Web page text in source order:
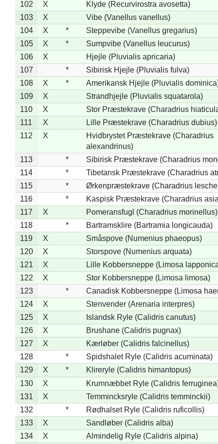
102 X
Klyde (Recurvirostra avosetta)
103
X
Vibe (Vanellus vanellus)
104
X *
Steppevibe (Vanellus gregarius)
105
X *
Sumpvibe (Vanellus leucurus)
106
X
Hjejle (Pluvialis apricaria)
107
*
Sibirisk Hjejle (Pluvialis fulva)
108
X *
Amerikansk Hjejle (Pluvialis
109
X
Strandhjejle (Pluvialis squatarola)
110
X
Stor Præstekrave (Charadrius
111
X
Lille Præstekrave (Charadrius dubius)
112
X
Hvidbrystet Præstekrave (Charadrius
alexandrinus)
113
*
Sibirisk Præstekrave (Charadrius
114
*
Tibetansk Præstekrave (Charadrius
115
*
Ørkenpræstekrave (Charadrius
116
*
Kaspisk Præstekrave (Charadrius
117
X
Pomeransfugl (Charadrius morinellus)
118
*
Bartramsklire (Bartramia longicauda)
119
X
Småspove (Numenius phaeopus)
120
X
Storspove (Numenius arquata)
121
X
Lille Kobbersneppe (Limosa
122
X
Stor Kobbersneppe (Limosa limosa)
123
*
Canadisk Kobbersneppe (Limosa
124
X
Stenvender (Arenaria interpres)
125
X
Islandsk Ryle (Calidris canutus)
126
X
Brushane (Calidris pugnax)
127
X
Kærløber (Calidris falcinellus)
128
*
Spidshalet Ryle (Calidris acuminata)
129
X *
Klireryle (Calidris himantopus)
130
X
Krumnæbbet Ryle (Calidris
131
X
Temmincksryle (Calidris temminckii)
132
*
Rødhalset Ryle (Calidris ruficollis)
133
X
Sandløber (Calidris alba)
134
X
Almindelig Ryle (Calidris alpina)